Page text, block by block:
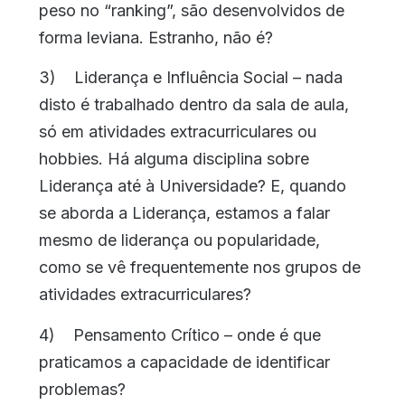
peso no “ranking”, são desenvolvidos de
forma leviana. Estranho, não é?
3) Liderança e Influência Social – nada
disto é trabalhado dentro da sala de aula,
só em atividades extracurriculares ou
hobbies. Há alguma disciplina sobre
Liderança até à Universidade? E, quando
se aborda a Liderança, estamos a falar
mesmo de liderança ou popularidade,
como se vê frequentemente nos grupos de
atividades extracurriculares?
4) Pensamento Crítico – onde é que
praticamos a capacidade de identificar
problemas?